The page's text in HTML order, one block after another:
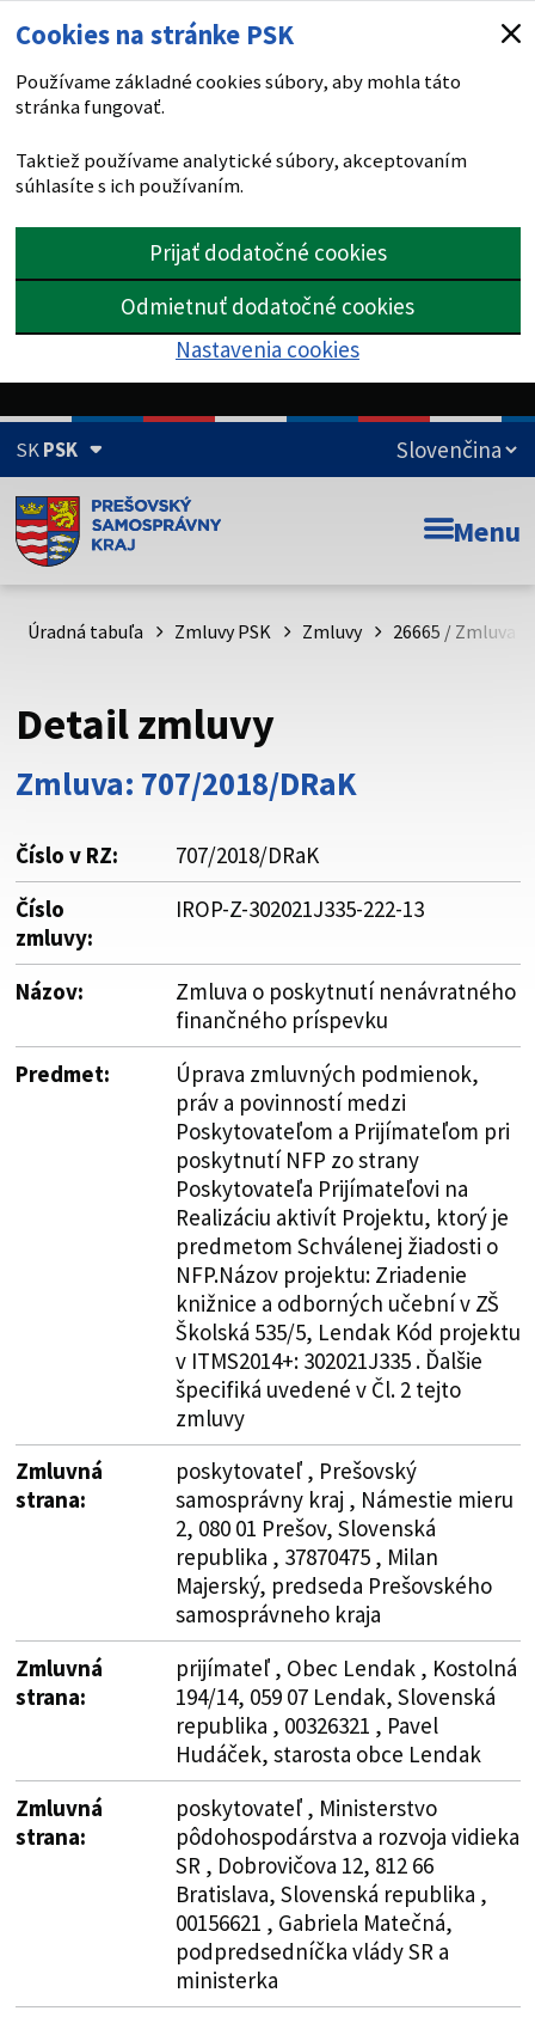
Cookies na stránke PSK
Používame základné cookies súbory, aby mohla táto
stránka fungovať.
Taktiež používame analytické súbory, akceptovaním
súhlasíte s ich používaním.
Prijať dodatočné cookies
Odmietnuť dodatočné cookies
Nastavenia cookies
SKPSK
Doména psk.sk je oficiálna
Toto je oficiálna webová stránka Prešovského
psk.sk.
Buďte pozorní a vždy sa uistite, že zdieľate informácie iba
cez zabezpečenú webovú stránku. Zabezpečená stránka
vždy začína https:// pred názvom domény webového sídla.
Menu
Úradná tabuľa Zmluvy PSK Zmluvy 26665 / Zmluva
Detail zmluvy
Zmluva: 707/2018/DRaK
Číslo v RZ:
707/2018/DRaK
Číslo
zmluvy:
IROP-Z-302021J335-222-13
Názov:
Zmluva o poskytnutí nenávratného
finančného príspevku
Predmet:
Úprava zmluvných podmienok,
práv a povinností medzi
Poskytovateľom a Prijímateľom pri
poskytnutí NFP zo strany
Poskytovateľa Prijímateľovi na
Realizáciu aktivít Projektu, ktorý je
predmetom Schválenej žiadosti o
NFP.Názov projektu: Zriadenie
knižnice a odborných učební v ZŠ
Školská 535/5, Lendak Kód projektu
v ITMS2014+: 302021J335 . Ďalšie
špecifiká uvedené v Čl. 2 tejto
zmluvy
Zmluvná
strana:
poskytovateľ , Prešovský
samosprávny kraj , Námestie mieru
2, 080 01 Prešov, Slovenská
republika , 37870475 , Milan
Majerský, predseda Prešovského
samosprávneho kraja
Zmluvná
strana:
prijímateľ , Obec Lendak , Kostolná
194/14, 059 07 Lendak, Slovenská
republika , 00326321 , Pavel
Hudáček, starosta obce Lendak
Zmluvná
strana:
poskytovateľ , Ministerstvo
pôdohospodárstva a rozvoja vidieka
SR , Dobrovičova 12, 812 66
Bratislava, Slovenská republika ,
00156621 , Gabriela Matečná,
podpredsedníčka vlády SR a
ministerka